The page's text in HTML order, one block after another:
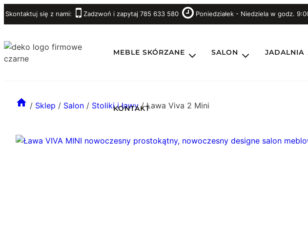
Przejdź
Skontaktuj się z nami: Zadzwoń i zapytaj 785 633 580 Poniedziałek - Niedziela w godz.
MEBLE SKÓRZANE SALON JADALNIA
KONTAKT
/ Sklep / Salon / Stoliki i ławy / Ława Viva 2 Mini